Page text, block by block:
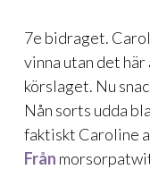
7e bidraget.
vinna utan det
körslaget. Nu
Nån sorts udda
faktiskt Caroline
Från